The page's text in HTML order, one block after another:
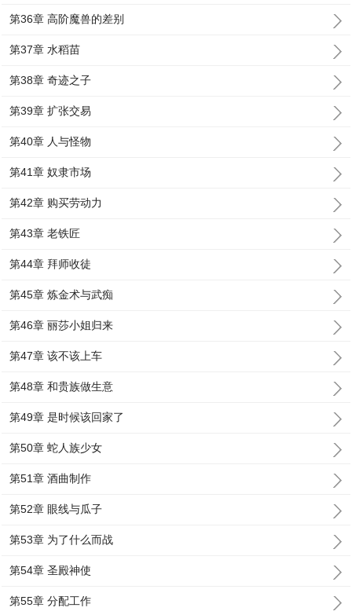
第36章 高阶魔兽的差别
第37章 水稻苗
第38章 奇迹之子
第39章 扩张交易
第40章 人与怪物
第41章 奴隶市场
第42章 购买劳动力
第43章 老铁匠
第44章 拜师收徒
第45章 炼金术与武痴
第46章 丽莎小姐归来
第47章 该不该上车
第48章 和贵族做生意
第49章 是时候该回家了
第50章 蛇人族少女
第51章 酒曲制作
第52章 眼线与瓜子
第53章 为了什么而战
第54章 圣殿神使
第55章 分配工作